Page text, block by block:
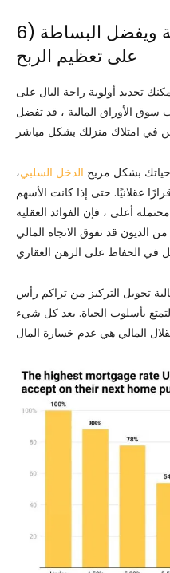
6) لقد حققت الحرية المالية ويفضل البساطة
على تعظيم الربح
تحديد أولوية راحة البال على
الأوراق المالية ، قد تفضل
حياتك بشكل مريح الدخل السلبي،
عقلانيًا. حتى إذا كانت الأسهم
أعلى ، فإن الفوائد العقلية
الديون قد تفوق الاتجاه المالي
تحويل التركيز من تراكم رأس
بأسلوب الحياة. بعد كل شيء